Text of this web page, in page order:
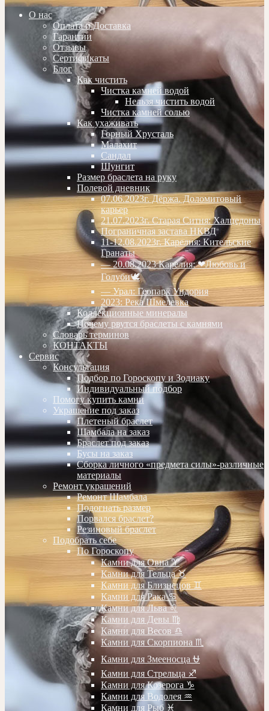
О нас
Оплата и Доставка
Гарантии
Отзывы
Сертификаты
Блог
Как чистить
Чистка камней водой
Нельзя чистить водой
Чистка камней солью
Как ухаживать
Горный Хрусталь
Малахит
Сандал
Шунгит
Размер браслета на руку
Полевой дневник
07.06.2023г. Дёржа. Доломитовый
карьер
21.07.2023г. Старая Ситня: Халцедоны
Пограничная застава НКВД
11-12.08.2023г. Карелия: Кительские
Гранаты
— 20.08.2023 Карелия: ❤Любовь и
Голуби🕊
— Урал: Геопарк Ундория
2023: Река Шмелевка
Коллекционные минералы
Почему рвутся браслеты с камнями
Словарь терминов
КОНТАКТЫ
Сервис
Консультация
Подбор по Гороскопу и Зодиаку
Индивидуальный подбор
Помогу купить камни
Украшение под заказ
Плетеный браслет
Шамбала на заказ
Браслет под заказ
Бусы на заказ
Сборка личного «предмета силы»-различные
материалы
Ремонт украшений
Ремонт Шамбала
Подогнать размер
Порвался браслет?
Резиновый браслет
Подобрать себе
По Гороскопу
Камни для Овна ♈️
Камни для Тельца ♉️
Камни для Близнецов ♊️
Камни для Рака ♋️
Камни для Льва ♌️
Камни для Девы ♍️
Камни для Весов ♎️
Камни для Скорпиона ♏️
Камни для Змееносца ⛎
Камни для Стрельца ♐️
Камни для Козерога ♑️
Камни для Водолея ♒️
Камни для Рыб ♓️